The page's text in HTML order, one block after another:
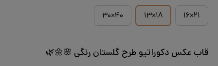
۲۱×۱۶
۱۸×۱۳ ۴۰×۳۰
قاب عکس دکوراتیو طرح گلستان رنگی 🌸🌼🌿